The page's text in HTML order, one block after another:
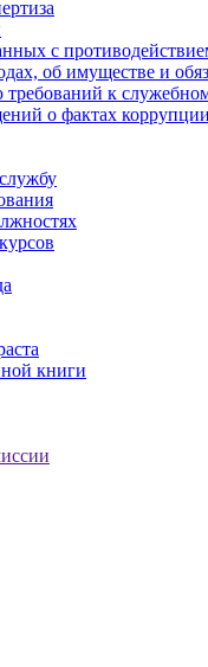
с
об имуществе и
к
о фактах коррупции
книги